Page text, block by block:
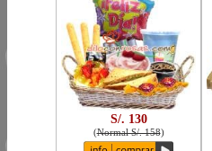
S/. 130
(Normal S/. 158)